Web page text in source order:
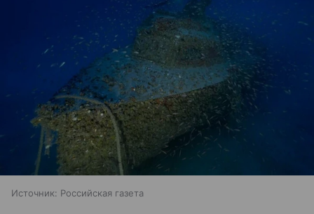
Источник: Российская газета